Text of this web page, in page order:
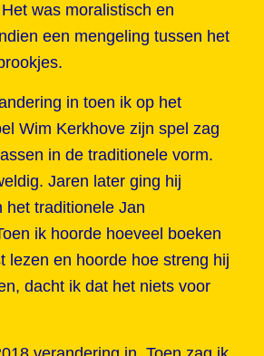
was moralistisch en
een mengeling tussen het
in toen ik op het
Wim Kerkhove zijn spel zag
in de traditionele vorm.
Jaren later ging hij
het traditionele Jan
ik hoorde hoeveel boeken
lezen en hoorde hoe streng hij
dacht ik dat het niets voor